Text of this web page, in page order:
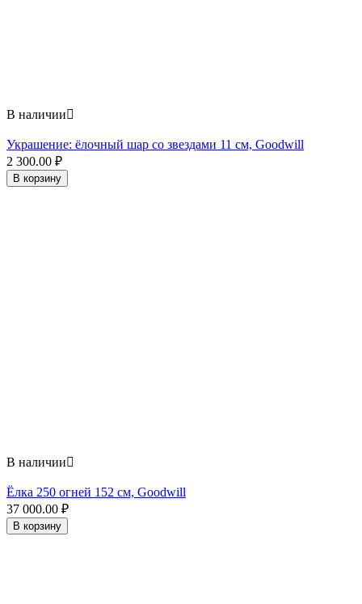
В наличии
Украшение: ёлочный шар со звездами 11 см, Goodwill
2 300.00 ₽
В корзину
В наличии
Ёлка 250 огней 152 см, Goodwill
37 000.00 ₽
В корзину